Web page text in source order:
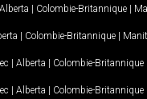
Alberta | Colombie-Britannique |
| Colombie-Britannique |
| Alberta | Colombie-Britannique
| Alberta | Colombie-Britannique